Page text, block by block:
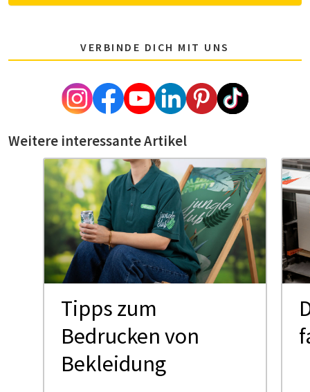
VERBINDE DICH MIT UNS
Weitere interessante Artikel
Tipps zum
Bedrucken von
Bekleidung